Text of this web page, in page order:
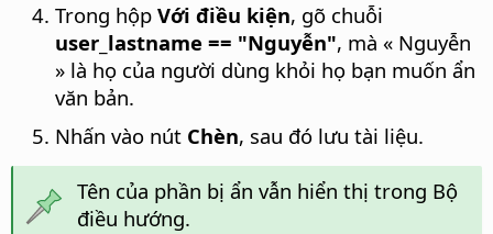
Trong hộp Với điều kiện, gõ chuỗi
user_lastname == "Nguyễn", mà « Nguyễn
» là họ của người dùng khỏi họ bạn muốn ẩn
văn bản.
Nhấn vào nút Chèn, sau đó lưu tài liệu.
Tên của phần bị ẩn vẫn hiển thị trong Bộ
điều hướng.